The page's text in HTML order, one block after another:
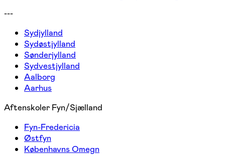
---
Sydjylland
Sydøstjylland
Sønderjylland
Sydvestjylland
Aalborg
Aarhus
Aftenskoler Fyn/Sjælland
Fyn-Fredericia
Østfyn
Københavns Omegn